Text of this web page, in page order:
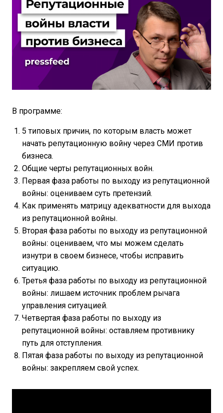
В программе:
5 типовых причин, по которым власть может
начать репутационную войну через СМИ против
бизнеса.
Общие черты репутационных войн.
Первая фаза работы по выходу из репутационной
войны: оцениваем суть претензий.
Как применять матрицу адекватности для выхода
из репутационной войны.
Вторая фаза работы по выходу из репутационной
войны: оцениваем, что мы можем сделать
изнутри в своем бизнесе, чтобы исправить
ситуацию.
Третья фаза работы по выходу из репутационной
войны: лишаем источник проблем рычага
управления ситуацией.
Четвертая фаза работы по выходу из
репутационной войны: оставляем противнику
путь для отступления.
Пятая фаза работы по выходу из репутационной
войны: закрепляем свой успех.